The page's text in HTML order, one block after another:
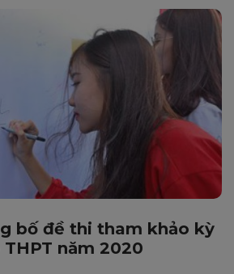
bố đề thi tham khảo kỳ
năm 2020